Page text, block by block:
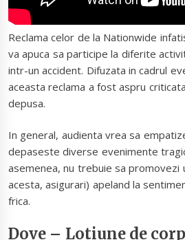
Reclama celor de la Nationwide
va apuca sa participe la diferite
intr-un accident. Difuzata in cadrul
aceasta reclama a fost aspru
depusa.
In general, audienta vrea sa
depaseste diverse evenimente
asemenea, nu trebuie sa promovezi
acesta, asigurari) apeland la
frica.
Dove – Lotiune de